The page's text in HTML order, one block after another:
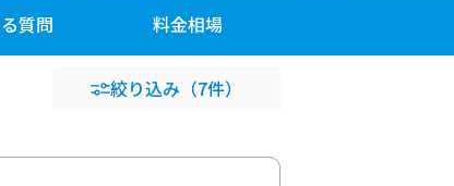
質問 料金相場
絞り込み （7件）